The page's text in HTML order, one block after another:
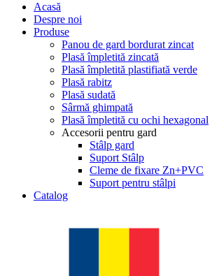
Acasă
Despre noi
Produse
Panou de gard bordurat zincat
Plasă împletită zincată
Plasă împletită plastifiată verde
Plasă rabitz
Plasă sudată
Sârmă ghimpată
Plasă împletită cu ochi hexagonal
Accesorii pentru gard
Stâlp gard
Suport Stâlp
Cleme de fixare Zn+PVC
Suport pentru stâlpi
Catalog